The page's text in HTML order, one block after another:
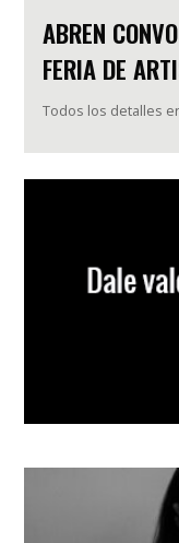
ABREN
FERIA DE
Todos los detalles